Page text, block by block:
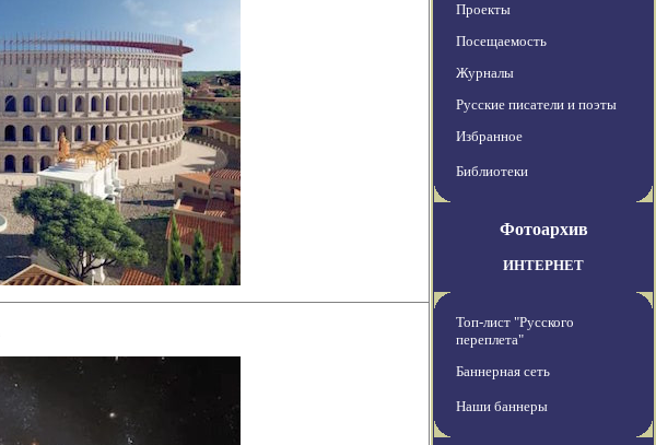
Проекты
Посещаемость
Журналы
Русские писатели и поэты
Избранное
Библиотеки
Фотоархив
ИНТЕРНЕТ
Топ-лист "Русского
переплета"
Баннерная сеть
Наши баннеры